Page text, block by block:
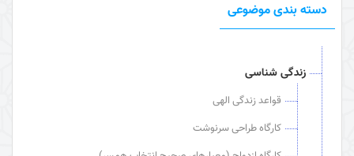
دسته بندی موضوعی
زندگی شناسی
قواعد زندگی الهی
کارگاه طراحی سرنوشت